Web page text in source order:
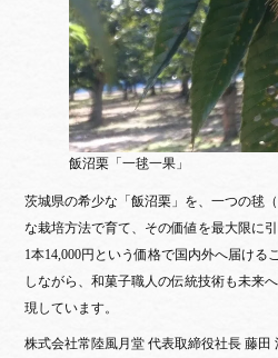
飯沼栗「一毬一果」
茨城県の希少な「飯沼栗」を、一つの毬
な栽培方法で育て、その価値を最大限に引
1本14,000円という価格で国内外へ届ける
しながら、和菓子職人の伝統技術も未来
現しています。
株式会社常陸風月堂 代表取締役社長 藤田